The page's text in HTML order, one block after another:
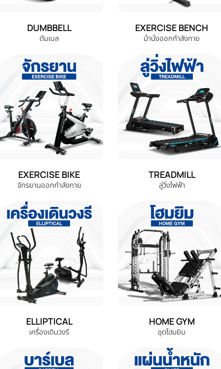
DUMBBELL
ดัมเบล
EXERCISE BENCH
ม้านั่งออกกำลังกาย
EXERCISE BIKE
จักรยานออกกำลังกาย
TREADMILL
ลู่วิ่งไฟฟ้า
ELLIPTICAL
เครื่องเดินวงรี
HOME GYM
ชุดโฮมยิม